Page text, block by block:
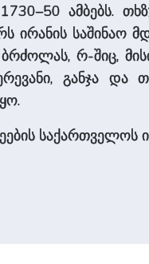
ამბებს.
ირანის
რ-შიც,
განჯა და